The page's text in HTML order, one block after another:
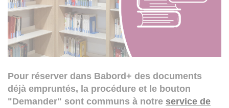
Pour réserver dans Babord+ des documents
déjà empruntés, la procédure et le bouton
"Demander" sont communs à notre service de